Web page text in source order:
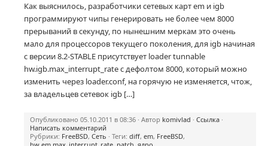
Как выяснилось, разработчики сетевых карт em и igb
программируют чипы генерировать не более чем 8000
прерываний в секунду, по нынешним меркам это очень
мало для процессоров текущего поколения, для igb начиная
с версии 8.2-STABLE присутствует loader tunnable
hw.igb.max_interrupt_rate с дефолтом 8000, который можно
изменить через loader.conf, на горячую не изменяется, чтож,
за владельцев сетевок igb […]
Опубликовано 05.10.2011 в 08:36 · Автор komivlad · Ссылка ·
Написать комментарий
Рубрики: FreeBSD, Сеть · Теги: diff, em, FreeBSD,